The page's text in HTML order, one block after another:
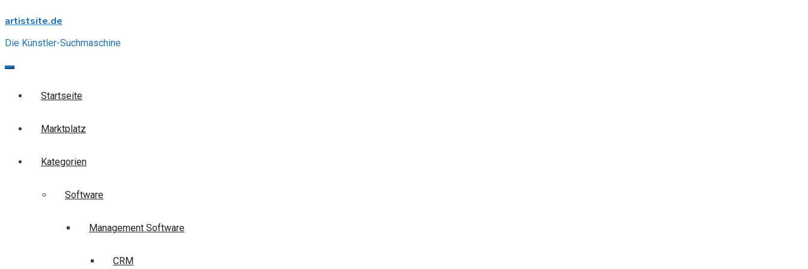
to
artistsite.de
Die Künstler-Suchmaschine
Startseite
Marktplatz
Kategorien
Software
Management Software
CRM